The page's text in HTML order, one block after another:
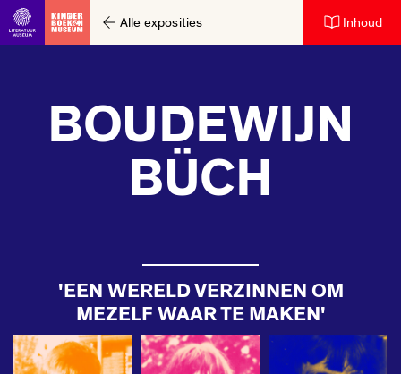
Ga direct naar inhoudAlle exposities Inhoud
BOUDEWIJN
BÜCH
'EEN WERELD VERZINNEN OM
MEZELF WAAR TE MAKEN'